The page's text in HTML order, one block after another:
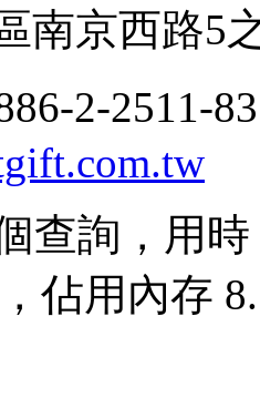
南京西路5
2-
查詢，用
佔用內存